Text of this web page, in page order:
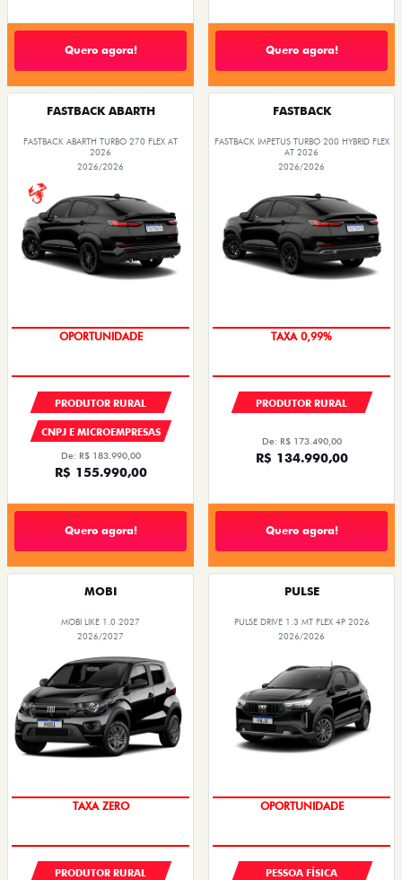
Quero agora! Quero agora!
FASTBACK ABARTH
FASTBACK ABARTH TURBO 270 FLEX AT
2026
2026/2026
OPORTUNIDADE
PRODUTOR RURAL
CNPJ E MICROEMPRESAS
De: R$ 183.990,00
R$ 155.990,00
Quero agora!
FASTBACK
FASTBACK IMPETUS TURBO 200 HYBRID FLEX
AT 2026
2026/2026
OPORTUNIDADE
PRODUTOR RURAL
De: R$ 173.490,00
R$ 134.990,00
Quero agora!
MOBI
MOBI LIKE 1.0 2027
2026/2027
OPORTUNIDADE
PRODUTOR RURAL
PULSE
PULSE DRIVE 1.3 MT FLEX 4P 2026
2026/2026
TAXA 0,99%
PESSOA FÍSICA